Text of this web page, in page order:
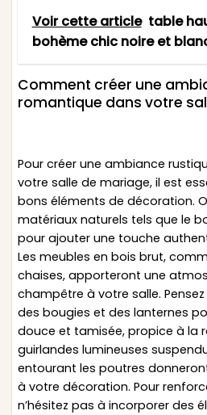
Voir cette article table
bohème chic noire et
Comment créer une
romantique dans votre
Pour créer une ambiance
votre salle de mariage, il est
bons éléments de décoration.
matériaux naturels tels que le
pour ajouter une touche
Les meubles en bois brut,
chaises, apporteront une
champêtre à votre salle.
des bougies et des lanternes
douce et tamisée, propice à la
guirlandes lumineuses
entourant les poutres
à votre décoration. Pour
n’hésitez pas à incorporer des